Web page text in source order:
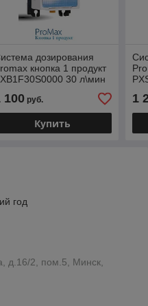
дозирования
кнопка 1 продукт
30 л\мин
100руб.
Купить
1
год
д.16/2, пом.5, Минск,